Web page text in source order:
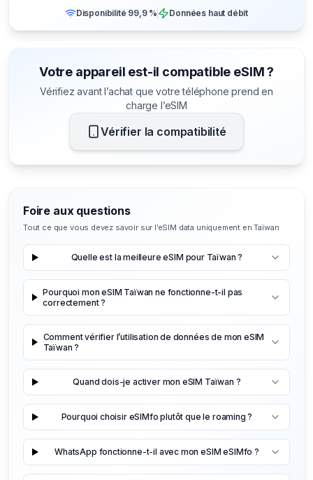
Disponibilité 99,9 % Données haut débit
Votre appareil est-il compatible eSIM ?
Vérifiez avant l’achat que votre téléphone prend en
charge l’eSIM
Vérifier la compatibilité
Foire aux questions
Tout ce que vous devez savoir sur l’eSIM data uniquement en Taïwan
Quelle est la meilleure eSIM pour Taïwan ?
Pourquoi mon eSIM Taïwan ne fonctionne-t-il pas
correctement ?
Comment vérifier l’utilisation de données de mon eSIM
Taïwan ?
Quand dois-je activer mon eSIM Taïwan ?
Pourquoi choisir eSIMfo plutôt que le roaming ?
WhatsApp fonctionne-t-il avec mon eSIM eSIMfo ?